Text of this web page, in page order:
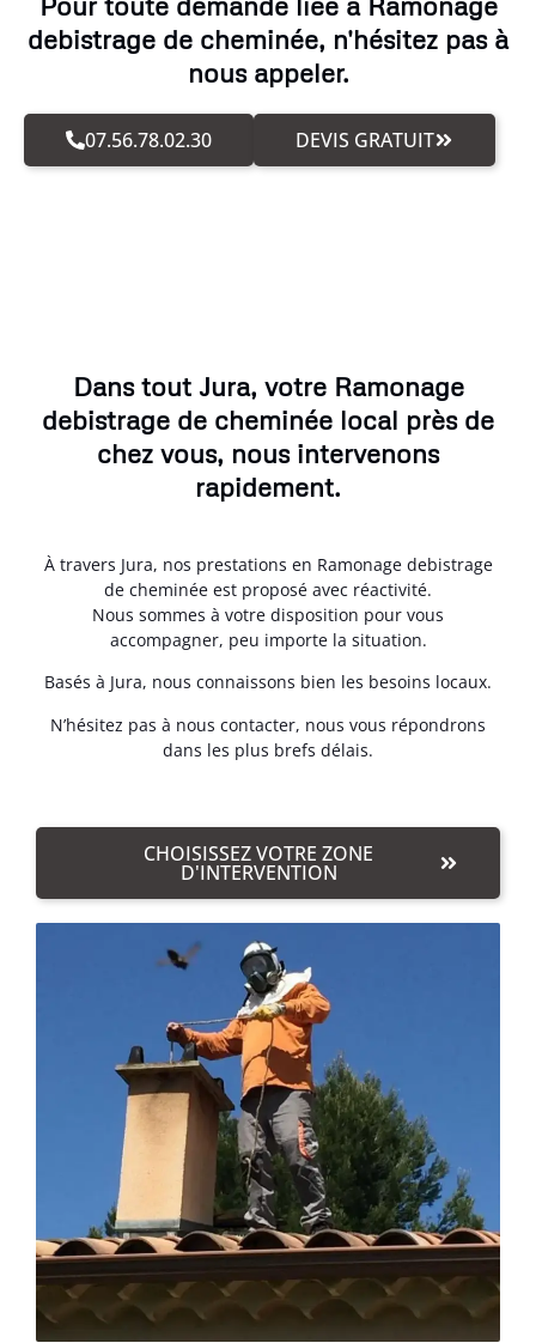
debistrage de cheminée, n'hésitez pas à
nous appeler.
07.56.78.02.30 DEVIS GRATUIT
Dans tout Jura, votre Ramonage
debistrage de cheminée local près de
chez vous, nous intervenons
rapidement.
À travers Jura, nos prestations en Ramonage debistrage
de cheminée est proposé avec réactivité.
Nous sommes à votre disposition pour vous
accompagner, peu importe la situation.
Basés à Jura, nous connaissons bien les besoins locaux.
N’hésitez pas à nous contacter, nous vous répondrons
dans les plus brefs délais.
CHOISISSEZ VOTRE ZONE
D'INTERVENTION